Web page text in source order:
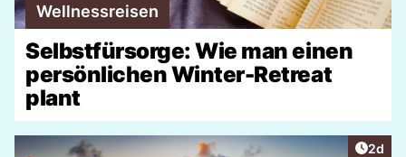
Wellnessreisen
Selbstfürsorge: Wie man einen
persönlichen Winter-Retreat
plant
2d